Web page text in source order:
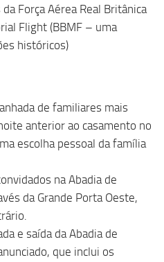
Força Aérea Real Britânica
Flight (BBMF – uma
históricos)
de familiares mais
anterior ao casamento no
escolha pessoal da família
na Abadia de
da Grande Porta Oeste,
e saída da Abadia de
que inclui os